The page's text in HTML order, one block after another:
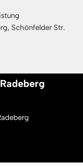
Schönfelder Str.